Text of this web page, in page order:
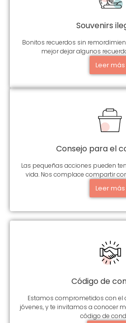
Souvenirs
Bonitos recuerdos sin
mejor dejar algunos
Leer más
Consejo para el
Las pequeñas acciones pueden
vida. Nos complace compartir
Leer más
Código de
Estamos comprometidos con el
jóvenes, y te invitamos a conocer
código de